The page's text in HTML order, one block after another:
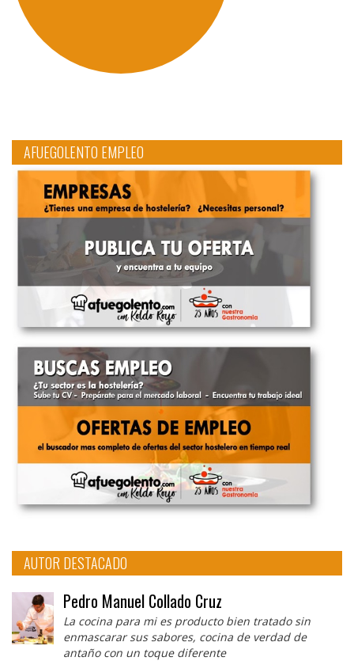
AFUEGOLENTO EMPLEO
AUTOR DESTACADO
Pedro Manuel Collado Cruz
La cocina para mi es producto bien tratado sin
enmascarar sus sabores, cocina de verdad de
antaño con un toque diferente